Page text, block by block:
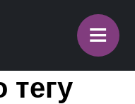
≡
тегу